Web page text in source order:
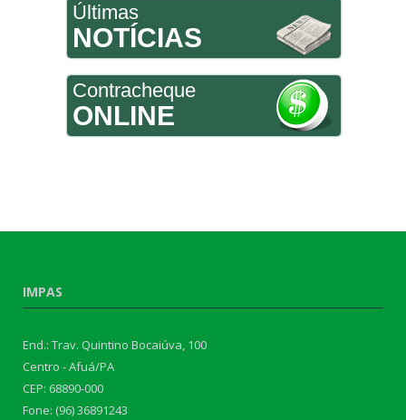
Últimas
NOTÍCIAS
Contracheque
ONLINE
IMPAS
End.: Trav. Quintino Bocaiúva, 100
Centro - Afuá/PA
CEP: 68890-000
Fone: (96) 36891243